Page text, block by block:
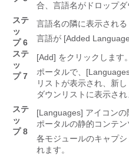
合、言語名がドロップダ
ステ
ッ
プ 6
言語名の隣に表示される
言語が [Added
ステ
ッ
プ 7
[Add] をクリックします。
ポータルで、
リストが表示され、新
ダウンリストに表示され
ステ
ッ
プ 8
[Languages] アイコンの
ポータルの静的コンテ
各モジュールのキャプ
れます。